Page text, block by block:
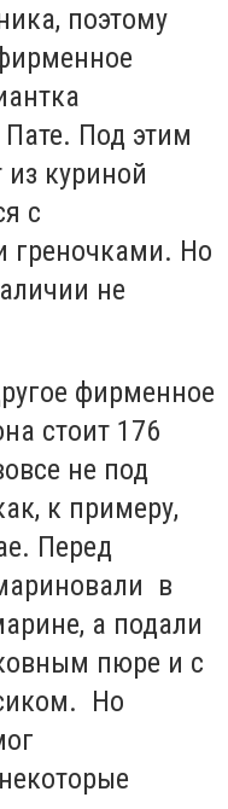
поэтому
Под этим
куриной
с
греночками. Но
не
фирменное
стоит 176
не под
к примеру,
Перед
в
а подали
пюре и с
Но